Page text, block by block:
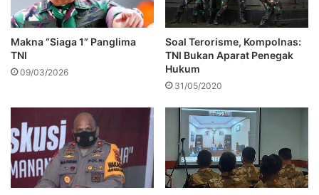
Makna “Siaga 1” Panglima
TNI
09/03/2026
Soal Terorisme, Kompolnas:
TNI Bukan Aparat Penegak
Hukum
31/05/2020